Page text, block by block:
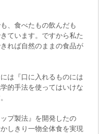
、食べたもの飲んだも
ています。ですから私た
れば自然のままの食品が
は『口に入れるものには
的手法を使ってはいけな
プ製法』を開発したの
しきり一物全体食を実現